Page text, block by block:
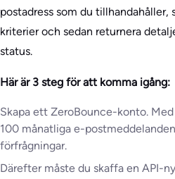
postadress som du tillhandahåller,
kriterier och sedan returnera
status.
Här är 3 steg för att komma igång:
Skapa ett ZeroBounce-konto.
100 månatliga e-
förfrågningar.
Därefter måste du skaffa en API-